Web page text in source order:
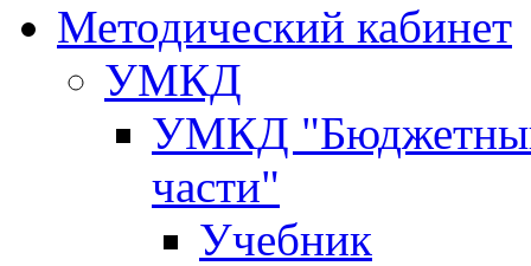
Методический кабинет
УМКД
УМКД "Бюджетный
части"
Учебник